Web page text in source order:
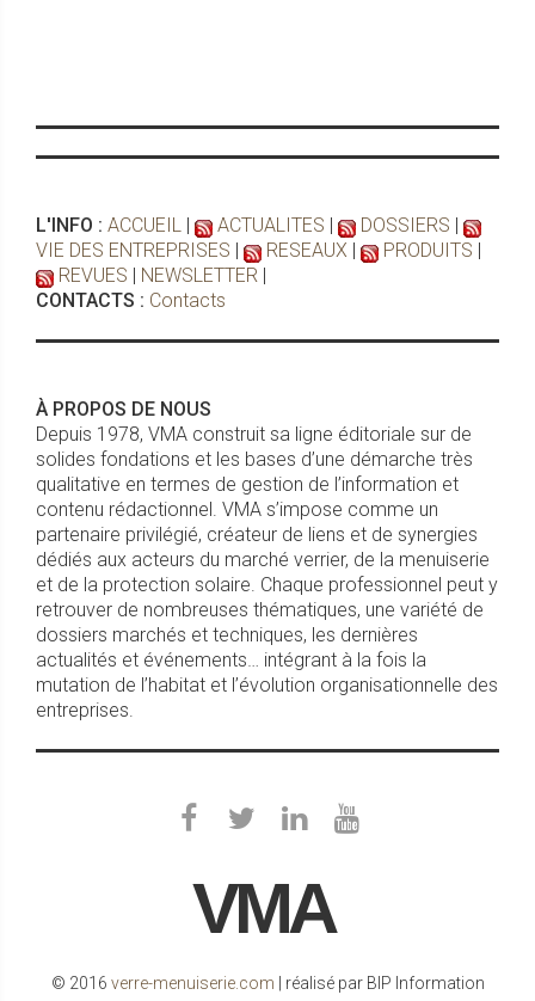
L'INFO : ACCUEIL | ACTUALITES | DOSSIERS |
VIE DES ENTREPRISES | RESEAUX | PRODUITS |
REVUES | NEWSLETTER |
CONTACTS : Contacts
À PROPOS DE NOUS
Depuis 1978, VMA construit sa ligne éditoriale sur de
solides fondations et les bases d’une démarche très
qualitative en termes de gestion de l’information et
contenu rédactionnel. VMA s’impose comme un
partenaire privilégié, créateur de liens et de synergies
dédiés aux acteurs du marché verrier, de la menuiserie
et de la protection solaire. Chaque professionnel peut y
retrouver de nombreuses thématiques, une variété de
dossiers marchés et techniques, les dernières
actualités et événements… intégrant à la fois la
mutation de l’habitat et l’évolution organisationnelle des
entreprises.
VMA
© 2016 verre-menuiserie.com | réalisé par BIP Information